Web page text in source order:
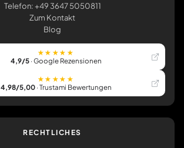
Telefon: +49 3647 5050811
Zum Kontakt
Blog
★★★★★
4,9/5· Google Rezensionen
★★★★★
4,98/5,00· Trustami Bewertungen
RECHTLICHES